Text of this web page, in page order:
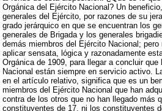
Orgánica del Ejército Nacional? Un
generales del Ejército, por razones de su
grado jerárquico en que se encuentran los
generales de Brigada y los generales
demás miembros del Ejército Nacional;
aplicar sensata, lógica y razonadamente
Orgánica de 1909, para llegar a concluir
Nacional están siempre en servicio activo.
en el artículo relativo, significa que es un
miembros del Ejército Nacional que han
contra de los otros que no han llegado más
constituyentes de 17, ni los constituyentes